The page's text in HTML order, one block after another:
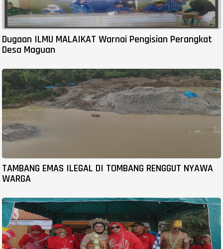
Dugaan ILMU MALAIKAT Warnai Pengisian Perangkat
Desa Maguan
TAMBANG EMAS ILEGAL DI TOMBANG RENGGUT NYAWA
WARGA